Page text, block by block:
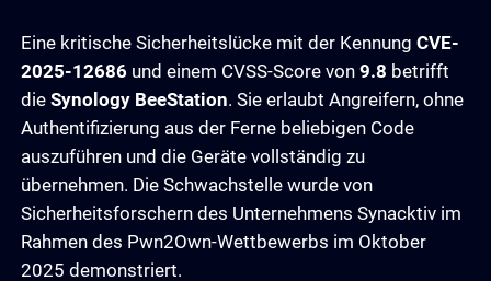
Eine kritische Sicherheitslücke mit der Kennung CVE-
2025-12686 und einem CVSS-Score von 9.8 betrifft
die Synology BeeStation. Sie erlaubt Angreifern, ohne
Authentifizierung aus der Ferne beliebigen Code
auszuführen und die Geräte vollständig zu
übernehmen. Die Schwachstelle wurde von
Sicherheitsforschern des Unternehmens Synacktiv im
Rahmen des Pwn2Own-Wettbewerbs im Oktober
2025 demonstriert.